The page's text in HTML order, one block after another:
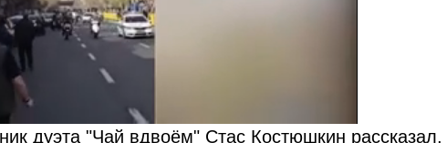
дуэта "Чай вдвоём" Стас Костюшкин рассказал,